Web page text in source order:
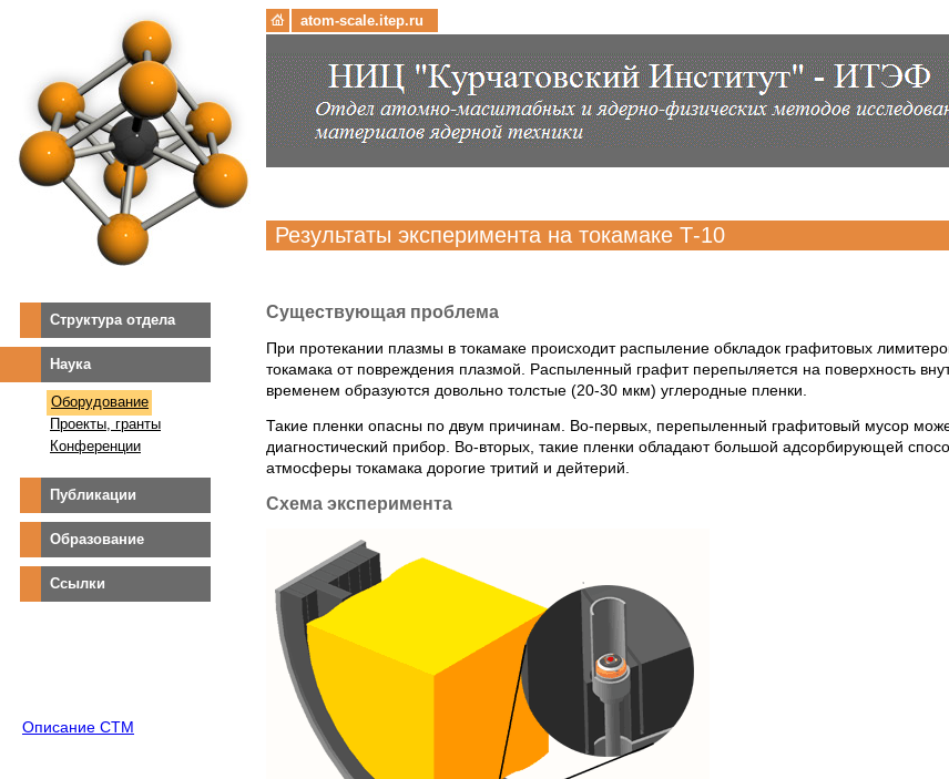
atom-scale.itep.ru
Результаты эксперимента на токамаке Т-10
Структура отдела
Наука
Оборудование
Проекты, гранты
Конференции
Публикации
Образование
Ссылки
Описание СТМ
Существующая проблема
При протекании плазмы в токамаке происходит распыление обкладок графитовых
токамака от повреждения плазмой. Распыленный графит перепыляется на поверхность
временем образуются довольно толстые (20-30 мкм) углеродные пленки.
Такие пленки опасны по двум причинам. Во-первых, перепыленный графитовый мусор
диагностический прибор. Во-вторых, такие пленки обладают большой адсорбирующей
атмосферы токамака дорогие тритий и дейтерий.
Схема эксперимента